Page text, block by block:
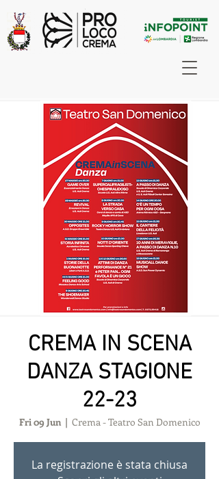
CREMA IN SCENA
DANZA STAGIONE
22-23
Fri 09 Jun
  |
Crema - Teatro San Domenico
La registrazione è stata chiusa